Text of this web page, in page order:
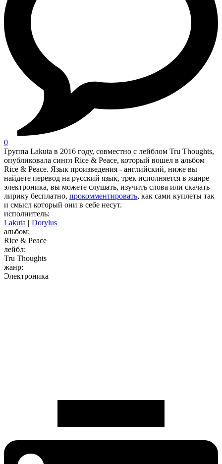
0
Группа Lakuta в 2016 году, совместно с лейблом Tru Thoughts,
опубликовала сингл Rice & Peace, который вошел в альбом
Rice & Peace. Язык произведения - английский, ниже вы
найдете перевод на русский язык, трек исполняется в жанре
электроника, вы можете слушать, изучить слова или скачать
лирику бесплатно, прокомментировать, как сами куплеты так
и смысл который они в себе несут.
исполнитель:
Lakuta
Dorylus
альбом:
Rice & Peace
лейбл:
Tru Thoughts
жанр:
Электроника